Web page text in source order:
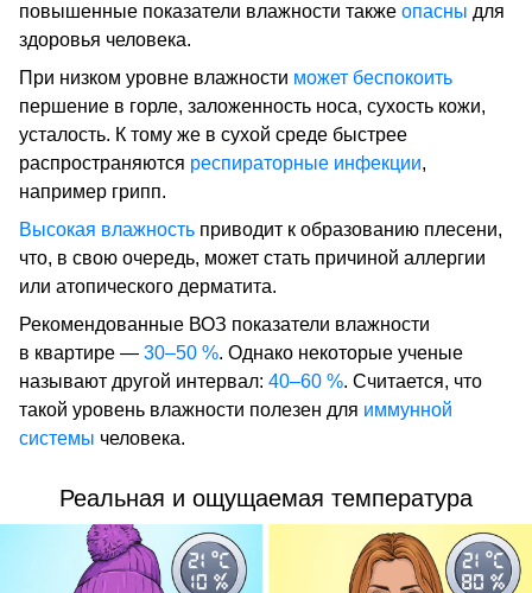
повышенные показатели влажности также опасны для
здоровья человека.
При низком уровне влажности может беспокоить
першение в горле, заложенность носа, сухость кожи,
усталость. К тому же в сухой среде быстрее
распространяются респираторные инфекции,
например грипп.
Высокая влажность приводит к образованию плесени,
что, в свою очередь, может стать причиной аллергии
или атопического дерматита.
Рекомендованные ВОЗ показатели влажности
в квартире — 30–50 %. Однако некоторые ученые
называют другой интервал: 40–60 %. Считается, что
такой уровень влажности полезен для иммунной
системы человека.
Реальная и ощущаемая температура